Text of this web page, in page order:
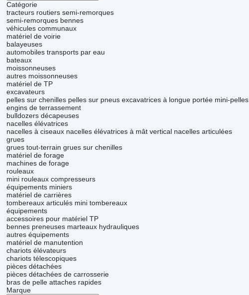
Catégorie
tracteurs routiers semi-remorques
semi-remorques bennes
véhicules communaux
matériel de voirie
balayeuses
automobiles transports par eau
bateaux
moissonneuses
autres moissonneuses
matériel de TP
excavateurs
pelles sur chenilles pelles sur pneus excavatrices à longue portée mini-pelles
engins de terrassement
bulldozers décapeuses
nacelles élévatrices
nacelles à ciseaux nacelles élévatrices à mât vertical nacelles articulées
grues
grues tout-terrain grues sur chenilles
matériel de forage
machines de forage
rouleaux
mini rouleaux compresseurs
équipements miniers
matériel de carrières
tombereaux articulés mini tombereaux
équipements
accessoires pour matériel TP
bennes preneuses marteaux hydrauliques
autres équipements
matériel de manutention
chariots élévateurs
chariots télescopiques
pièces détachées
pièces détachées de carrosserie
bras de pelle attaches rapides
Marque